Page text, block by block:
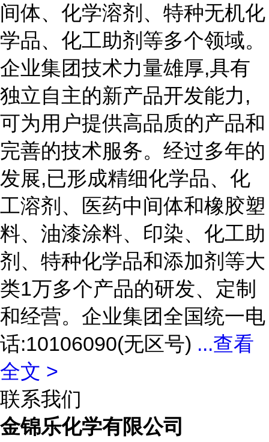
间体、化学溶剂、特种无机化
学品、化工助剂等多个领域。
企业集团技术力量雄厚,具有
独立自主的新产品开发能力,
可为用户提供高品质的产品和
完善的技术服务。经过多年的
发展,已形成精细化学品、化
工溶剂、医药中间体和橡胶塑
料、油漆涂料、印染、化工助
剂、特种化学品和添加剂等大
类1万多个产品的研发、定制
和经营。企业集团全国统一电
话:10106090(无区号) ...查看
全文 >
联系我们
金锦乐化学有限公司